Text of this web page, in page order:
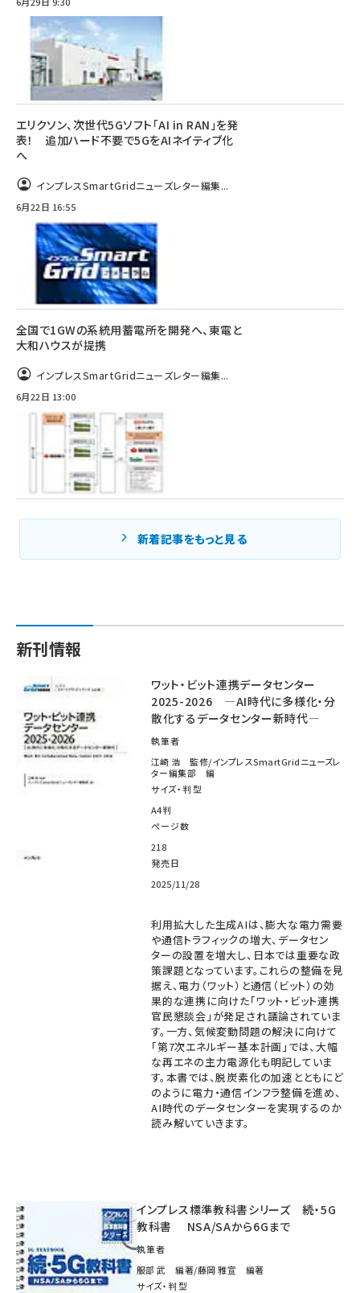
エリクソン、次世代5Gソフト「AI in RAN」を発
表！ 追加ハード不要で5GをAIネイティブ化
へ
インプレスSmartGridニューズレター編集...
6月22日 16:55
全国で1GWの系統用蓄電所を開発へ、東電と
大和ハウスが提携
インプレスSmartGridニューズレター編集...
6月22日 13:00
新着記事をもっと見る
新刊情報
ワット・ビット連携データセンター
2025-2026 ―AI時代に多様化・分
散化するデータセンター新時代―
執筆者
江崎 浩 監修/インプレスSmartGridニューズレ
ター編集部 編
サイズ・判型
A4判
ページ数
218
発売日
2025/11/28
利用拡大した生成AIは、膨大な電力需要
や通信トラフィックの増大、データセン
ターの設置を増大し、日本では重要な政
策課題となっています。これらの整備を見
据え、電力（ワット）と通信（ビット）の効
果的な連携に向けた「ワット・ビット連携
官民懇談会」が発足され議論されていま
す。一方、気候変動問題の解決に向けて
「第7次エネルギー基本計画」では、大幅
な再エネの主力電源化も明記していま
す。本書では、脱炭素化の加速とともにど
のように電力・通信インフラ整備を進め、
AI時代のデータセンターを実現するのか
読み解いていきます。
インプレス標準教科書シリーズ 続・5G
教科書 NSA/SAから6Gまで
執筆者
服部 武 編著/藤岡 雅宣 編著
サイズ・判型